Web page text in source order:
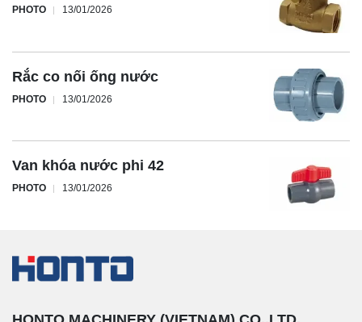
PHOTO 13/01/2026
Rắc co nối ống nước
PHOTO 13/01/2026
Van khóa nước phi 42
PHOTO 13/01/2026